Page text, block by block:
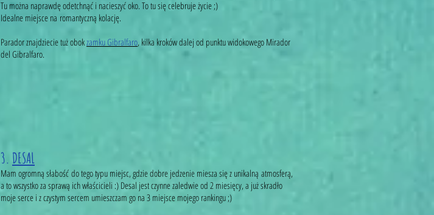
Tu można naprawdę odetchnąć i nacieszyć oko. To tu się celebruje życie ;)
Idealne miejsce na romantyczną kolację.
Parador znajdziecie tuż obokzamku Gibralfaro, kilka kroków dalej od punktu widokowego Mirador
del Gibralfaro.
3. DESAL
Mam ogromną słabość do tego typu miejsc, gdzie dobre jedzenie miesza się z unikalną atmosferą,
a to wszystko za sprawą ich właścicieli :) Desal jest czynne zaledwie od 2 miesięcy, a już skradło
moje serce i z czystym sercem umieszczam go na 3 miejsce mojego rankingu ;)